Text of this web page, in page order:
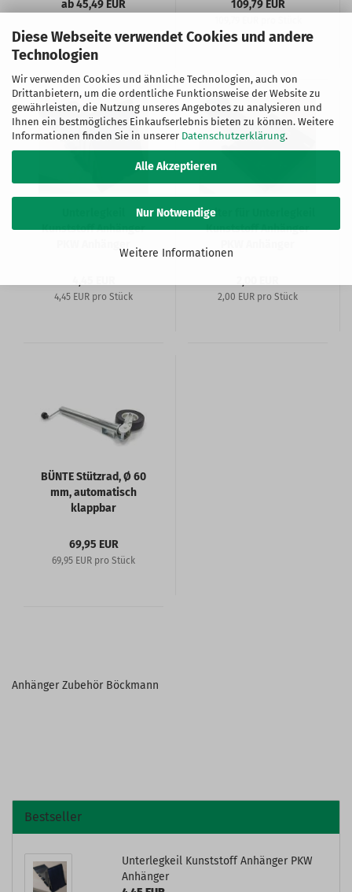
Diese Webseite verwendet Cookies und andere
Technologien
Wir verwenden Cookies und ähnliche Technologien, auch von
Drittanbietern, um die ordentliche Funktionsweise der Website zu
gewährleisten, die Nutzung unseres Angebotes zu analysieren und
Ihnen ein bestmögliches Einkaufserlebnis bieten zu können. Weitere
Informationen finden Sie in unserer Datenschutzerklärung.
Alle Akzeptieren
Nur Notwendige
Weitere Informationen
ab 45,49 EUR 109,79 EUR
Kunststoff Anhänger
4,45 EUR pro Stück
Halter für Unterlegkeil
Kunststoff Anhänger
2,00 EUR pro Stück
BÜNTE Stützrad, Ø 60
mm, automatisch
klappbar
69,95 EUR
69,95 EUR pro Stück
Anhänger Zubehör Böckmann
Bestseller
Unterlegkeil Kunststoff Anhänger PKW
Anhänger